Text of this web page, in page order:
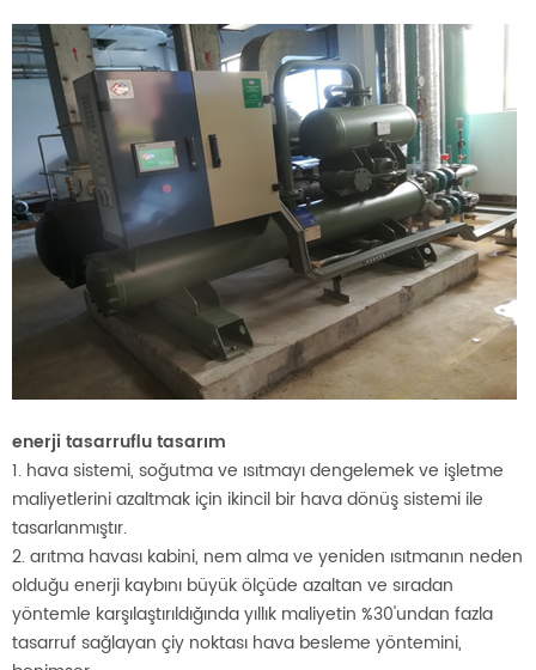
enerji tasarruflu tasarım
1. hava sistemi, soğutma ve ısıtmayı dengelemek ve işletme
maliyetlerini azaltmak için ikincil bir hava dönüş sistemi ile
tasarlanmıştır.
2. arıtma havası kabini, nem alma ve yeniden ısıtmanın neden
olduğu enerji kaybını büyük ölçüde azaltan ve sıradan
yöntemle karşılaştırıldığında yıllık maliyetin %30'undan fazla
tasarruf sağlayan çiy noktası hava besleme yöntemini,